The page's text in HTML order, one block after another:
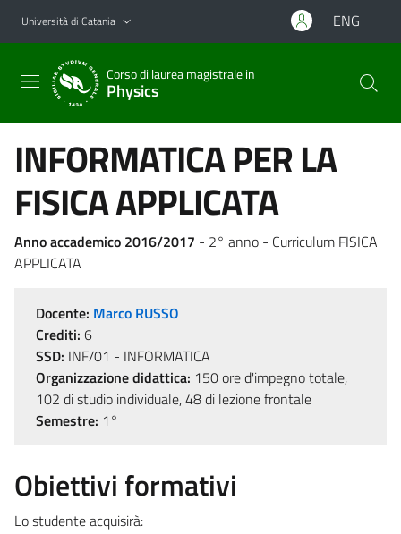
Vai al contenuto principale
Vai al menu di navigazione
Università di Catania ENG
Corso di laurea magistrale in
Physics
INFORMATICA PER LA
FISICA APPLICATA
Anno accademico 2016/2017 - 2° anno - Curriculum FISICA
APPLICATA
Docente: Marco RUSSO
Crediti: 6
SSD: INF/01 - INFORMATICA
Organizzazione didattica: 150 ore d'impegno totale,
102 di studio individuale, 48 di lezione frontale
Semestre: 1°
Obiettivi formativi
Lo studente acquisirà: